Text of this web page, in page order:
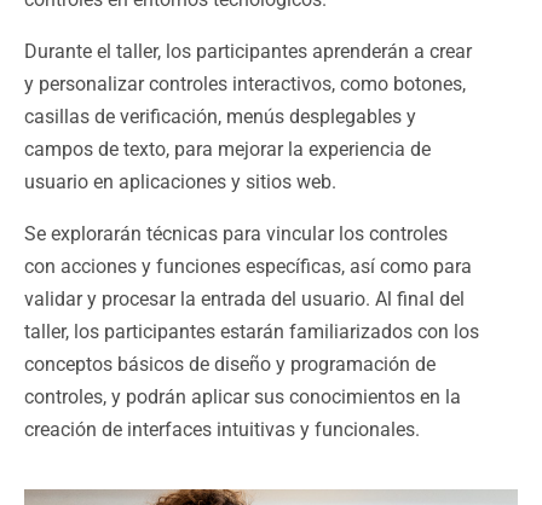
Durante el taller, los participantes aprenderán a crear
y personalizar controles interactivos, como botones,
casillas de verificación, menús desplegables y
campos de texto, para mejorar la experiencia de
usuario en aplicaciones y sitios web.
Se explorarán técnicas para vincular los controles
con acciones y funciones específicas, así­ como para
validar y procesar la entrada del usuario. Al final del
taller, los participantes estarán familiarizados con los
conceptos básicos de diseño y programación de
controles, y podrán aplicar sus conocimientos en la
creación de interfaces intuitivas y funcionales.